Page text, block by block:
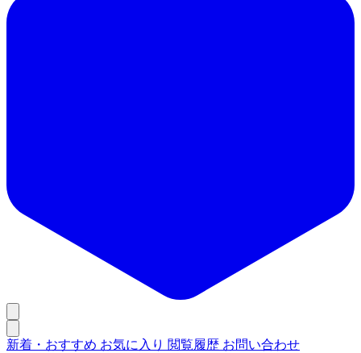
新着・おすすめ お気に入り 閲覧履歴 お問い合わせ